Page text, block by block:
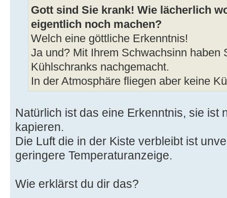
Gott sind Sie krank! Wie lächerlich
eigentlich noch machen?
Welch eine göttliche Erkenntnis!
Ja und? Mit Ihrem Schwachsinn haben
Kühlschranks nachgemacht.
In der Atmosphäre fliegen aber keine
Natürlich ist das eine Erkenntnis, sie ist
kapieren.
Die Luft die in der Kiste verbleibt ist
geringere Temperaturanzeige.
Wie erklärst du dir das?